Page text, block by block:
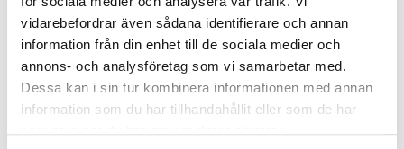
vidarebefordrar även sådana identifierare och annan
information från din enhet till de sociala medier och
annons- och analysföretag som vi samarbetar med.
Dessa kan i sin tur kombinera informationen med annan
information som du har tillhandahållit eller som de har
samlat in när du har använt deras tjänster.
som lärde sig tämja sina ormar och använda dem till något
gott.
Unga superhjältar -
Medusa 1 - Monster
Unga superhjältar -
Medusa 2 - Vän eller